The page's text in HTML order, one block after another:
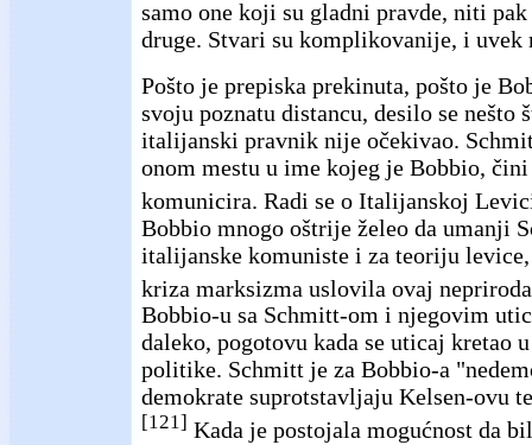
samo one koji su gladni pravde, niti
druge. Stvari su komplikovanije, i uvek
Pošto je prepiska prekinuta, pošto je
svoju poznatu distancu, desilo se nešto
italijanski pravnik nije očekivao.
onom mestu u ime kojeg je Bobbio, čini
komunicira. Radi se o Italijanskoj
Bobbio mnogo oštrije želeo da umanji
italijanske komuniste i za teoriju
kriza marksizma uslovila ovaj
Bobbio-u sa Schmitt-om i njegovim
daleko, pogotovu kada se uticaj kretao
politike. Schmitt je za Bobbio-a
demokrate suprotstavljaju Kelsen-ovu
[121] Kada je postojala mogućnost da